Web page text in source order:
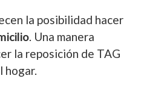
la posibilidad hacer
. Una manera
la reposición de TAG
hogar.